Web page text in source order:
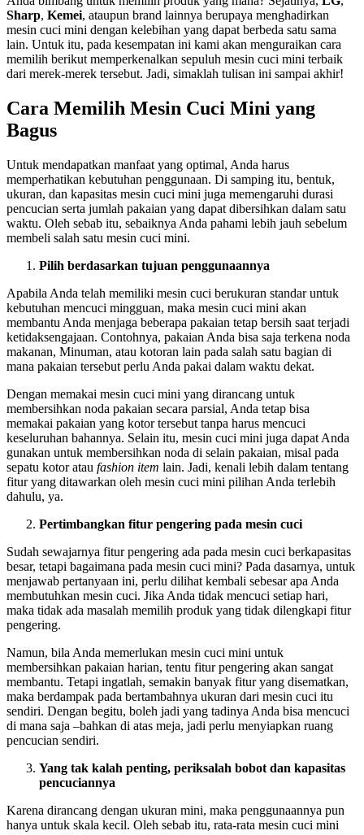
Sharp, Kemei, ataupun brand lainnya berupaya menghadirkan
mesin cuci mini dengan kelebihan yang dapat berbeda satu sama
lain. Untuk itu, pada kesempatan ini kami akan menguraikan cara
memilih berikut memperkenalkan sepuluh mesin cuci mini terbaik
dari merek-merek tersebut. Jadi, simaklah tulisan ini sampai akhir!
Cara Memilih Mesin Cuci Mini yang
Bagus
Untuk mendapatkan manfaat yang optimal, Anda harus
memperhatikan kebutuhan penggunaan. Di samping itu, bentuk,
ukuran, dan kapasitas mesin cuci mini juga memengaruhi durasi
pencucian serta jumlah pakaian yang dapat dibersihkan dalam satu
waktu. Oleh sebab itu, sebaiknya Anda pahami lebih jauh sebelum
membeli salah satu mesin cuci mini.
Pilih berdasarkan tujuan penggunaannya
Apabila Anda telah memiliki mesin cuci berukuran standar untuk
kebutuhan mencuci mingguan, maka mesin cuci mini akan
membantu Anda menjaga beberapa pakaian tetap bersih saat terjadi
ketidaksengajaan. Contohnya, pakaian Anda bisa saja terkena noda
makanan, Minuman, atau kotoran lain pada salah satu bagian di
mana pakaian tersebut perlu Anda pakai dalam waktu dekat.
Dengan memakai mesin cuci mini yang dirancang untuk
membersihkan noda pakaian secara parsial, Anda tetap bisa
memakai pakaian yang kotor tersebut tanpa harus mencuci
keseluruhan bahannya. Selain itu, mesin cuci mini juga dapat Anda
gunakan untuk membersihkan noda di selain pakaian, misal pada
sepatu kotor atau fashion item lain. Jadi, kenali lebih dalam tentang
fitur yang ditawarkan oleh mesin cuci mini pilihan Anda terlebih
dahulu, ya.
Pertimbangkan fitur pengering pada mesin cuci
Sudah sewajarnya fitur pengering ada pada mesin cuci berkapasitas
besar, tetapi bagaimana pada mesin cuci mini? Pada dasarnya, untuk
menjawab pertanyaan ini, perlu dilihat kembali sebesar apa Anda
membutuhkan mesin cuci. Jika Anda tidak mencuci setiap hari,
maka tidak ada masalah memilih produk yang tidak dilengkapi fitur
pengering.
Namun, bila Anda memerlukan mesin cuci mini untuk
membersihkan pakaian harian, tentu fitur pengering akan sangat
membantu. Tetapi ingatlah, semakin banyak fitur yang disematkan,
maka berdampak pada bertambahnya ukuran dari mesin cuci itu
sendiri. Dengan begitu, boleh jadi yang tadinya Anda bisa mencuci
di mana saja –bahkan di atas meja, jadi perlu menyiapkan ruang
pencucian sendiri.
Yang tak kalah penting, periksalah bobot dan kapasitas
pencuciannya
Karena dirancang dengan ukuran mini, maka penggunaannya pun
hanya untuk skala kecil. Oleh sebab itu, rata-rata mesin cuci mini